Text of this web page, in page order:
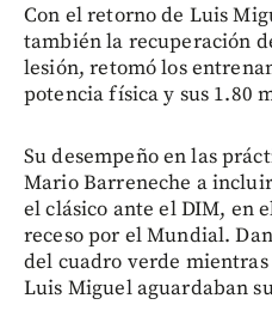
Con el retorno de Luis
también la recuperación
lesión, retomó los
potencia física y sus 1.80
Su desempeño en las
Mario Barreneche a
el clásico ante el DIM, en
receso por el Mundial.
del cuadro verde
Luis Miguel aguardaban